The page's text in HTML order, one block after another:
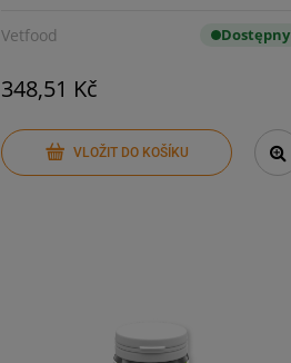
Vetfood Dostępny
348,51 Kč
VLOŽIT DO KOŠÍKU